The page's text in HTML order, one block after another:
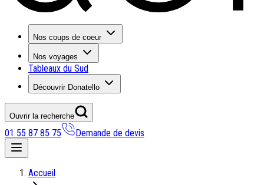
Nos coups de coeur
Nos voyages
Tableaux du Sud
Découvrir Donatello
Ouvrir la recherche
01 55 87 85 75 Demande de devis
Nos coups de coeur
Accueil